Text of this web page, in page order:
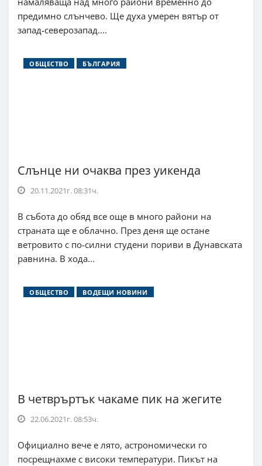
предимно слънчево. Ще духа умерен вятър от
запад-северозапад....
ОБЩЕСТВО БЪЛГАРИЯ
Слънце ни очаква през уикенда
20.11.2021г. 08:31ч.
В събота до обяд все още в много райони на
страната ще е облачно. През деня ще остане
ветровито с по-силни студени пориви в Дунавската
равнина. В хода...
ОБЩЕСТВО ВОДЕЩИ НОВИНИ
В четвръртък чакаме пик на жегите
22.06.2021г. 08:53ч.
Официално вече е лято, астрономически го
посрещнахме с високи температури. Пикът на